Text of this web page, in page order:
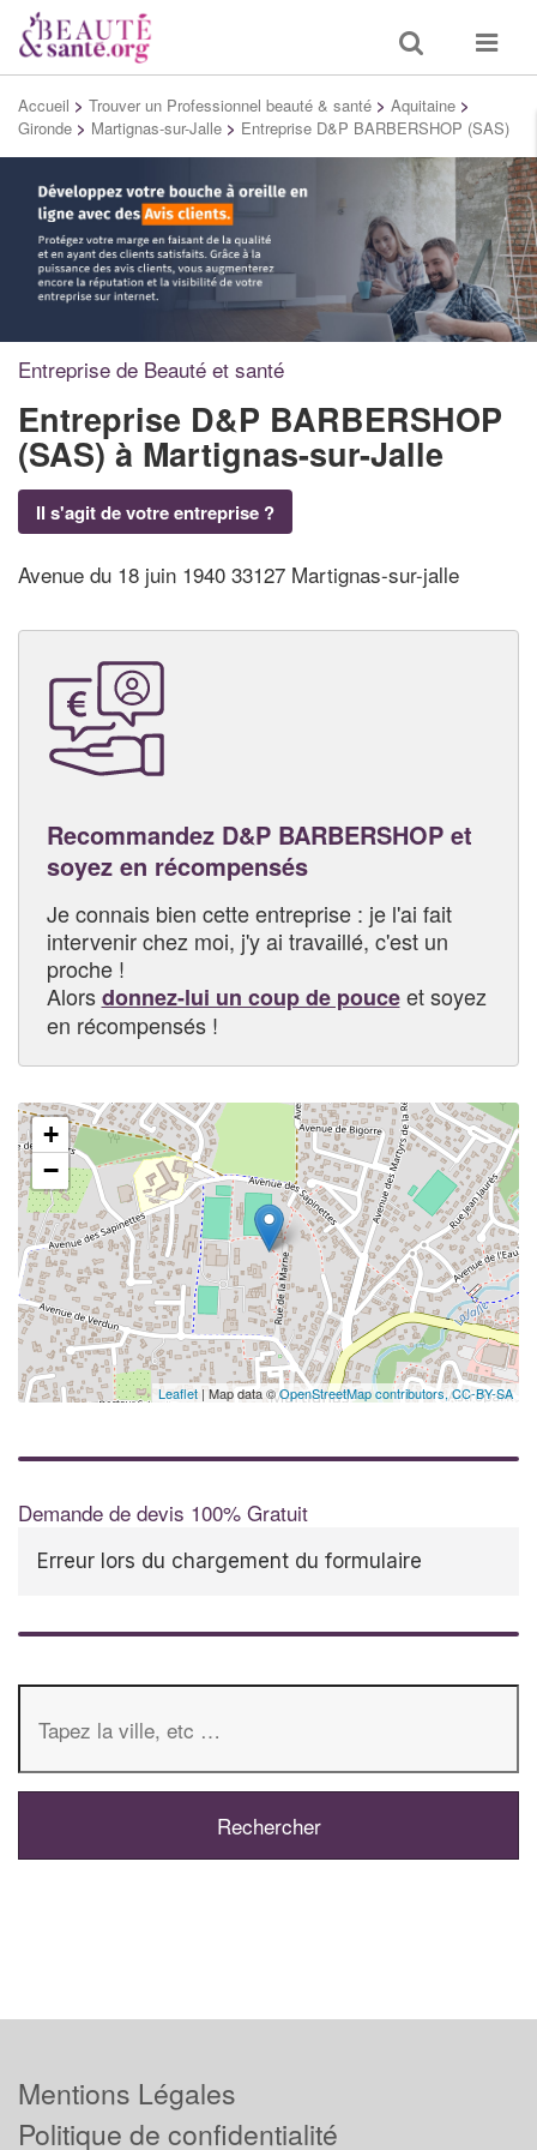
Toggle
search
Toggle
Accueil > Trouver un Professionnel beauté & santé > Aquitaine >
Gironde > Martignas-sur-Jalle > Entreprise D&P BARBERSHOP (SAS)
Entreprise de Beauté et santé
Entreprise D&P BARBERSHOP
(SAS)à Martignas-sur-Jalle
Il s'agit de votre entreprise ?
Avenue du 18 juin 1940 33127 Martignas-sur-jalle
Recommandez D&P BARBERSHOP et
soyez en récompensés
Je connais bien cette entreprise : je l'ai fait
intervenir chez moi, j'y ai travaillé, c'est un
proche !
Alorsdonnez-lui un coup de pouceet soyez
en récompensés !
+
−
Leaflet | Map data ©OpenStreetMap contributors,CC-BY-SA
Demande de devis 100% Gratuit
Erreur lors du chargement du formulaire
Mentions Légales
Politique de confidentialité